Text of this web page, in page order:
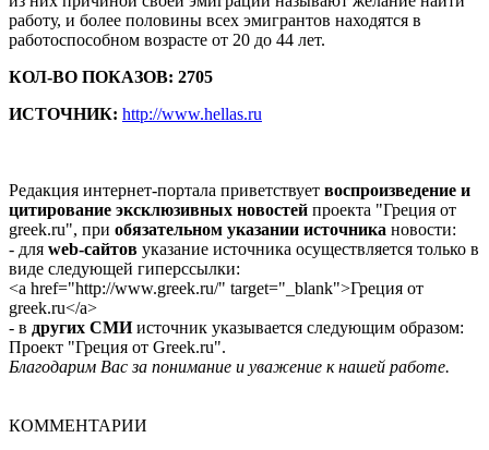
работу, и более половины всех эмигрантов находятся в
работоспособном возрасте от 20 до 44 лет.
КОЛ-ВО ПОКАЗОВ: 2705
ИСТОЧНИК: http://www.hellas.ru
Редакция интернет-портала приветствует воспроизведение и
цитирование эксклюзивных новостей проекта "Греция от
greek.ru", при обязательном указании источника новости:
- для web-сайтов указание источника осуществляется только в
виде следующей гиперссылки:
<a href="http://www.greek.ru/" target="_blank">Греция от
greek.ru</a>
- в других СМИисточник указывается следующим образом:
Проект "Греция от Greek.ru".
Благодарим Вас за понимание и уважение к нашей работе.
КОММЕНТАРИИ